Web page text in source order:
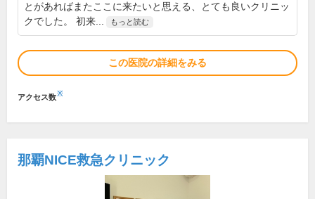
とがあればまたここに来たいと思える、とても良いクリニッ
クでした。 初来...
もっと読む
この医院の詳細をみる
アクセス数※
那覇NICE救急クリニック